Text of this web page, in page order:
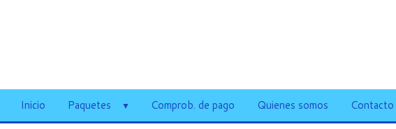
Inicio Paquetes Comprob. de pago Quienes somos Contacto